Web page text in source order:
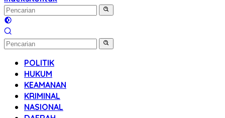
POLITIK
HUKUM
KEAMANAN
KRIMINAL
NASIONAL